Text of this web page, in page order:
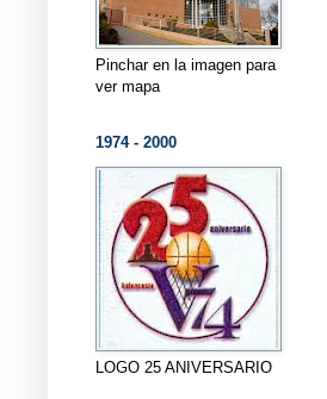
Pinchar en la imagen para
ver mapa
1974 - 2000
LOGO 25 ANIVERSARIO